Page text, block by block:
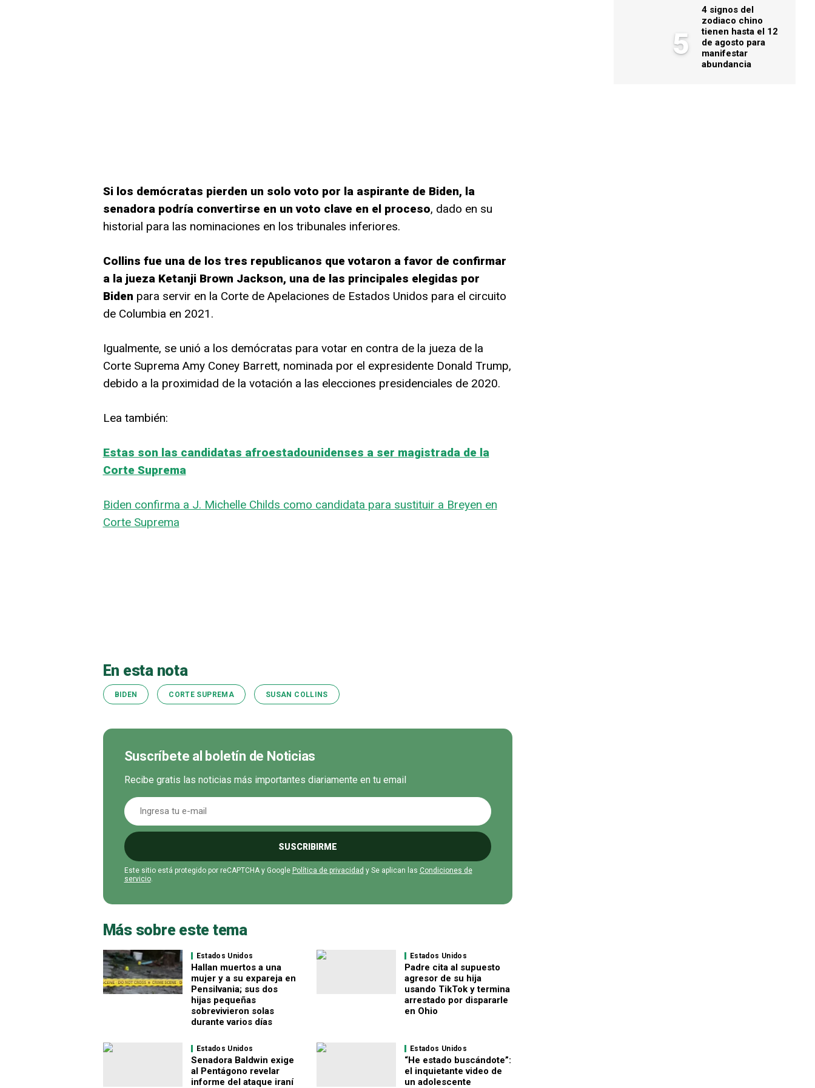
Si los demócratas pierden un solo voto por la aspirante de Biden, la
senadora podría convertirse en un voto clave en el proceso, dado en su
historial para las nominaciones en los tribunales inferiores.
Collins fue una de los tres republicanos que votaron a favor de confirmar
a la jueza Ketanji Brown Jackson, una de las principales elegidas por
Biden para servir en la Corte de Apelaciones de Estados Unidos para el circuito
de Columbia en 2021.
Igualmente, se unió a los demócratas para votar en contra de la jueza de la
Corte Suprema Amy Coney Barrett, nominada por el expresidente Donald Trump,
debido a la proximidad de la votación a las elecciones presidenciales de 2020.
Lea también:
Estas son las candidatas afroestadounidenses a ser magistrada de la
Corte Suprema
Biden confirma a J. Michelle Childs como candidata para sustituir a Breyen en
Corte Suprema
En esta nota
BIDEN CORTE SUPREMA SUSAN COLLINS
Suscríbete al boletín de Noticias
Recibe gratis las noticias más importantes diariamente en tu email
SUSCRIBIRME
Este sitio está protegido por reCAPTCHA y Google Política de privacidad y Se aplican las Condiciones de
servicio.
Más sobre este tema
Estados Unidos
Hallan muertos a una
mujer y a su expareja en
Pensilvania; sus dos
hijas pequeñas
sobrevivieron solas
durante varios días
Estados Unidos
Padre cita al supuesto
agresor de su hija
usando TikTok y termina
arrestado por dispararle
en Ohio
Estados Unidos
Senadora Baldwin exige
al Pentágono revelar
informe del ataque iraní
Estados Unidos
“He estado buscándote”:
el inquietante video de
un adolescente
5
4 signos del
zodiaco chino
tienen hasta el 12
de agosto para
manifestar
abundancia